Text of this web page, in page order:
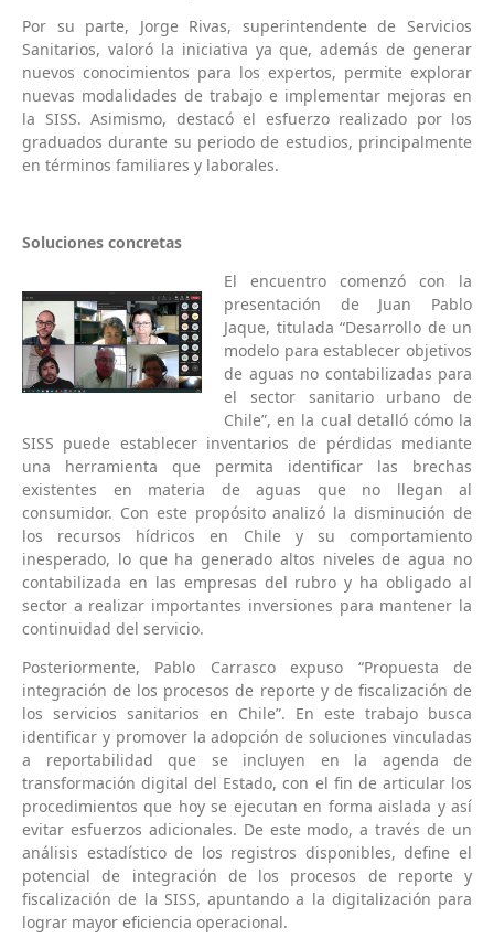
Por su parte, Jorge Rivas, superintendente de Servicios
Sanitarios, valoró la iniciativa ya que, además de generar
nuevos conocimientos para los expertos, permite explorar
nuevas modalidades de trabajo e implementar mejoras en
la SISS. Asimismo, destacó el esfuerzo realizado por los
graduados durante su periodo de estudios, principalmente
en términos familiares y laborales.
Soluciones concretas
El encuentro comenzó con la
presentación de Juan Pablo
Jaque, titulada “Desarrollo de un
modelo para establecer objetivos
de aguas no contabilizadas para
el sector sanitario urbano de
Chile”, en la cual detalló cómo la
SISS puede establecer inventarios de pérdidas mediante
una herramienta que permita identificar las brechas
existentes en materia de aguas que no llegan al
consumidor. Con este propósito analizó la disminución de
los recursos hídricos en Chile y su comportamiento
inesperado, lo que ha generado altos niveles de agua no
contabilizada en las empresas del rubro y ha obligado al
sector a realizar importantes inversiones para mantener la
continuidad del servicio.
Posteriormente, Pablo Carrasco expuso “Propuesta de
integración de los procesos de reporte y de fiscalización de
los servicios sanitarios en Chile”. En este trabajo busca
identificar y promover la adopción de soluciones vinculadas
a reportabilidad que se incluyen en la agenda de
transformación digital del Estado, con el fin de articular los
procedimientos que hoy se ejecutan en forma aislada y así
evitar esfuerzos adicionales. De este modo, a través de un
análisis estadístico de los registros disponibles, define el
potencial de integración de los procesos de reporte y
fiscalización de la SISS, apuntando a la digitalización para
lograr mayor eficiencia operacional.